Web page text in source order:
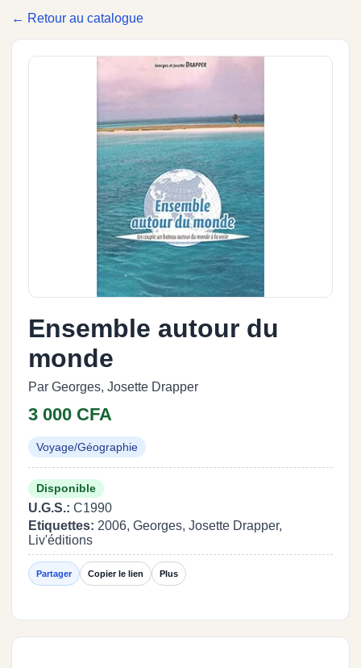
← Retour au catalogue
Ensemble autour du
monde
Par Georges, Josette Drapper
3 000 CFA
Voyage/Géographie
Disponible
U.G.S.: C1990
Etiquettes: 2006, Georges, Josette Drapper,
Liv'éditions
Partager Copier le lien Plus